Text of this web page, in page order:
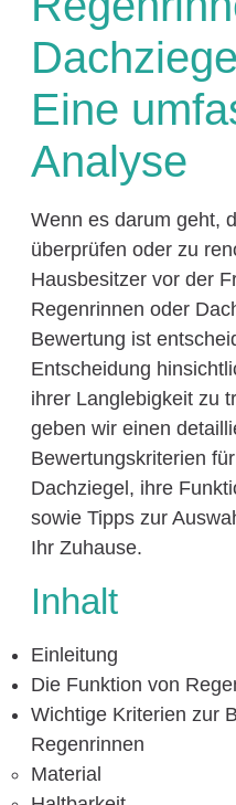
Eine
Analyse
Wenn es darum geht,
überprüfen oder zu
Hausbesitzer vor der
Regenrinnen oder
Bewertung ist
Entscheidung
ihrer Langlebigkeit zu
geben wir einen
Bewertungskriterien
Dachziegel, ihre
sowie Tipps zur
Ihr Zuhause.
Inhalt
Einleitung
Die Funktion von
Wichtige Kriterien zur
Regenrinnen
Material